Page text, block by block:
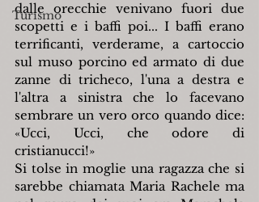
Turismo
dalle orecchie venivano fuori due
scopetti e i baffi poi... I baffi erano
terrificanti, verderame, a cartoccio
sul muso porcino ed armato di due
zanne di tricheco, l'una a destra e
l'altra a sinistra che lo facevano
sembrare un vero orco quando dice:
«Ucci, Ucci, che odore di
cristianucci!»
Si tolse in moglie una ragazza che si
sarebbe chiamata Maria Rachele ma